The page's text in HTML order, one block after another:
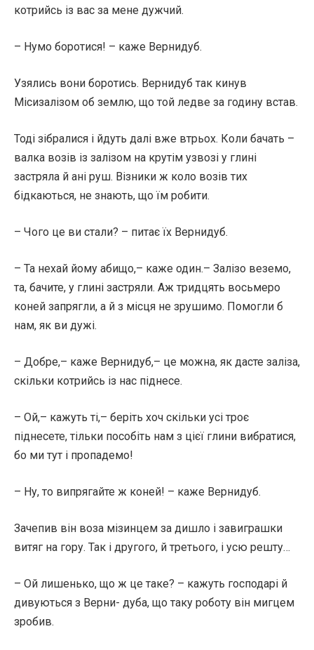
котрийсь із вас за мене дужчий.
– Нумо боротися! – каже Вернидуб.
Узялись вони боротись. Вернидуб так кинув
Місизалізом об землю, що той ледве за годину встав.
Тоді зібралися і йдуть далі вже втрьох. Коли бачать –
валка возів із залізом на крутім узвозі у глині
застряла й ані руш. Візники ж коло возів тих
бідкаються, не знають, що їм робити.
– Чого це ви стали? – питає їх Вернидуб.
– Та нехай йому абищо,– каже один.– Залізо веземо,
та, бачите, у глині застряли. Аж тридцять восьмеро
коней запрягли, а й з місця не зрушимо. Помогли б
нам, як ви дужі.
– Добре,– каже Вернидуб,– це можна, як дасте заліза,
скільки котрийсь із нас піднесе.
– Ой,– кажуть ті,– беріть хоч скільки усі троє
піднесете, тільки пособіть нам з цієї глини вибратися,
бо ми тут і пропадемо!
– Ну, то випрягайте ж коней! – каже Вернидуб.
Зачепив він воза мізинцем за дишло і завиграшки
витяг на гору. Так і другого, й третього, і усю решту…
– Ой лишенько, що ж це таке? – кажуть господарі й
дивуються з Верни- дуба, що таку роботу він мигцем
зробив.